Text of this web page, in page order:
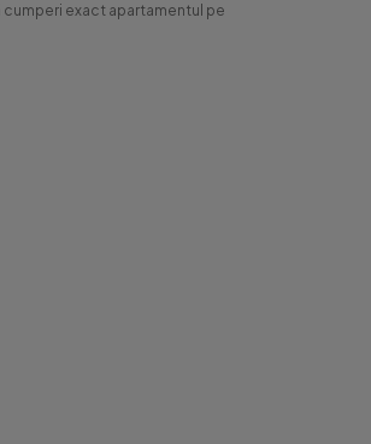
cumperi exact apartamentul pe